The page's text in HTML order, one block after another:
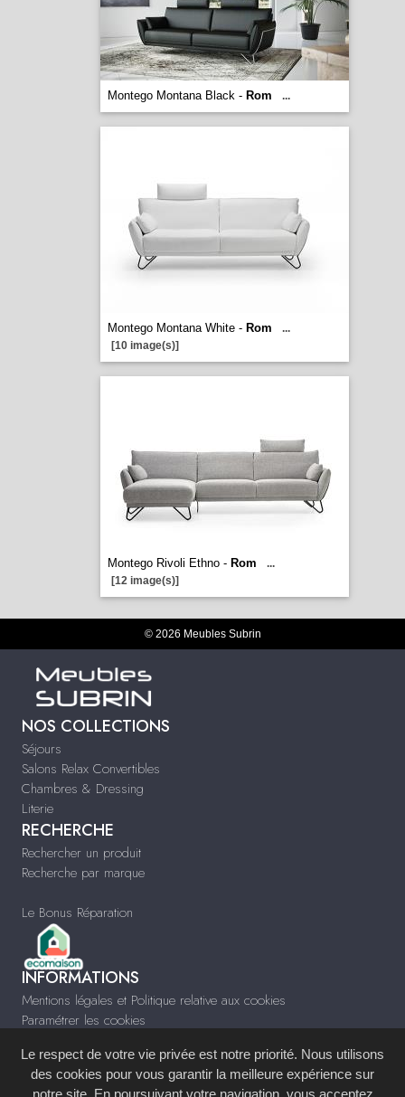
Montego Montana Black - Rom ...
Montego Montana White - Rom
...
[10 image(s)]
Montego Rivoli Ethno - Rom
...
[12 image(s)]
© 2026 Meubles Subrin
NOS COLLECTIONS
Séjours
Salons Relax Convertibles
Chambres & Dressing
Literie
RECHERCHE
Rechercher un produit
Recherche par marque
Le Bonus Réparation
INFORMATIONS
Mentions légales et Politique relative aux cookies
Paramétrer les cookies
www.meublessubrin.fr
Le respect de votre vie privée est notre priorité. Nous utilisons
des cookies pour vous garantir la meilleure expérience sur
notre site. En poursuivant votre navigation, vous acceptez